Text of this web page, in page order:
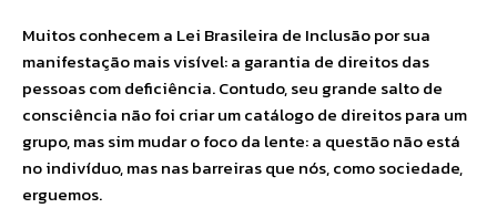
Muitos conhecem a Lei Brasileira de Inclusão por sua
manifestação mais visível: a garantia de direitos das
pessoas com deficiência. Contudo, seu grande salto de
consciência não foi criar um catálogo de direitos para um
grupo, mas sim mudar o foco da lente: a questão não está
no indivíduo, mas nas barreiras que nós, como sociedade,
erguemos.